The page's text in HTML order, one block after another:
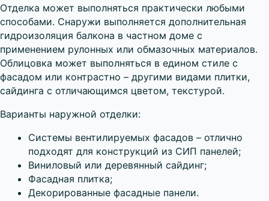
Отделка может выполняться практически любыми
способами. Снаружи выполняется дополнительная
гидроизоляция балкона в частном доме с
применением рулонных или обмазочных материалов.
Облицовка может выполняться в едином стиле с
фасадом или контрастно – другими видами плитки,
сайдинга с отличающимся цветом, текстурой.
Варианты наружной отделки:
Системы вентилируемых фасадов – отлично
подходят для конструкций из СИП панелей;
Виниловый или деревянный сайдинг;
Фасадная плитка;
Декорированные фасадные панели.